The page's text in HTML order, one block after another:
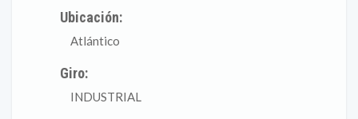
Ubicación:
Atlántico
Giro:
INDUSTRIAL